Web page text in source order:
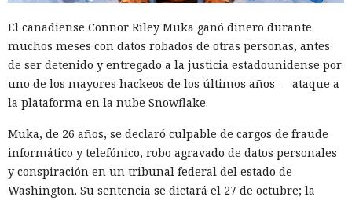
El canadiense Connor Riley Muka ganó dinero durante
muchos meses con datos robados de otras personas, antes
de ser detenido y entregado a la justicia estadounidense por
uno de los mayores hackeos de los últimos años — ataque a
la plataforma en la nube Snowflake.
Muka, de 26 años, se declaró culpable de cargos de fraude
informático y telefónico, robo agravado de datos personales
y conspiración en un tribunal federal del estado de
Washington. Su sentencia se dictará el 27 de octubre; la